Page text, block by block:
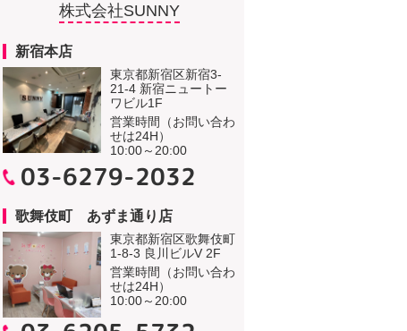
株式会社SUNNY
新宿本店
東京都新宿区新宿3-
21-4 新宿ニュートー
ワビル1F
営業時間（お問い合わ
せは24H）
10:00～20:00
03-6279-2032
歌舞伎町 あずま通り店
東京都新宿区歌舞伎町
1-8-3 良川ビルV 2F
営業時間（お問い合わ
せは24H）
10:00～20:00